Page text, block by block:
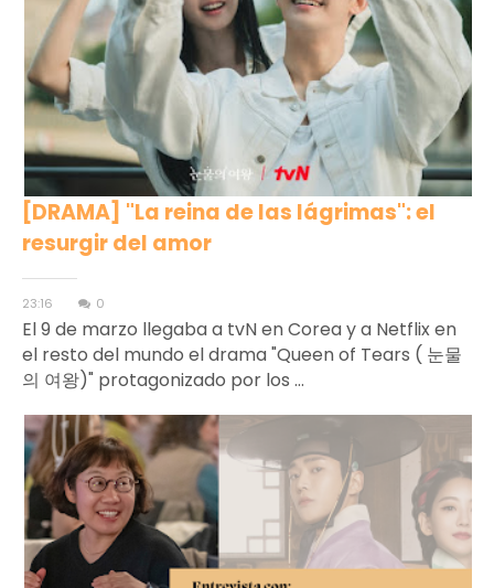
[DRAMA] "La reina de las lágrimas": el
resurgir del amor
23:16 0
El 9 de marzo llegaba a tvN en Corea y a Netflix en
el resto del mundo el drama "Queen of Tears ( 눈물
의 여왕)" protagonizado por los ...